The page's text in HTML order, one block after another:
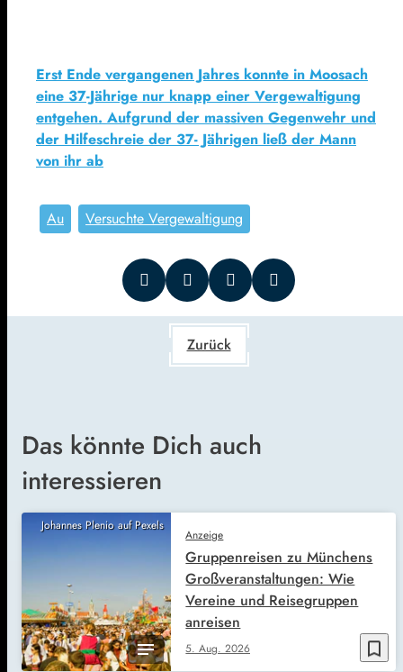
Erst Ende vergangenen Jahres konnte in Moosach
eine 37-Jährige nur knapp einer Vergewaltigung
entgehen. Aufgrund der massiven Gegenwehr und
der Hilfeschreie der 37- Jährigen ließ der Mann
von ihr ab
Au Versuchte Vergewaltigung
Zurück
Das könnte Dich auch
interessieren
Johannes Plenio auf Pexels
bookmark_border
Anzeige
5. Aug. 2026
Gruppenreisen zu Münchens
Großveranstaltungen: Wie
Vereine und Reisegruppen
anreisen